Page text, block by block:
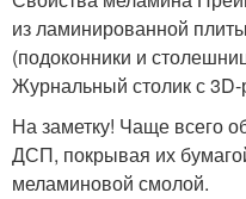
из ламинированной
(подоконники и
Журнальный столик с 3D-
На заметку! Чаще всего
ДСП, покрывая их
меламиновой смолой.